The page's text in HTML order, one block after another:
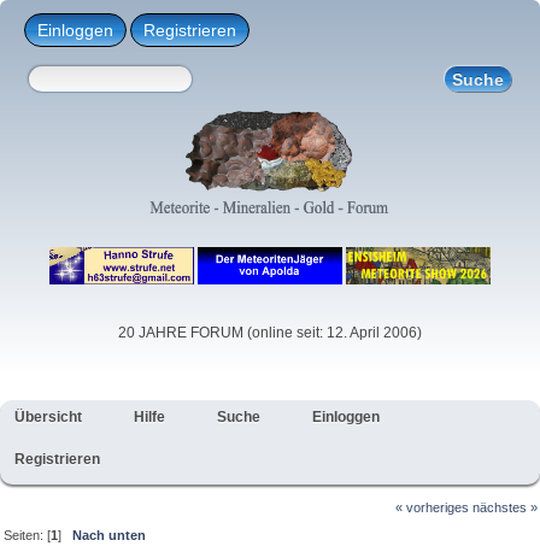
Einloggen Registrieren
20 JAHRE FORUM (online seit: 12. April 2006)
Übersicht Hilfe Suche Einloggen
Registrieren
« vorheriges nächstes »
Seiten: [1]Nach unten